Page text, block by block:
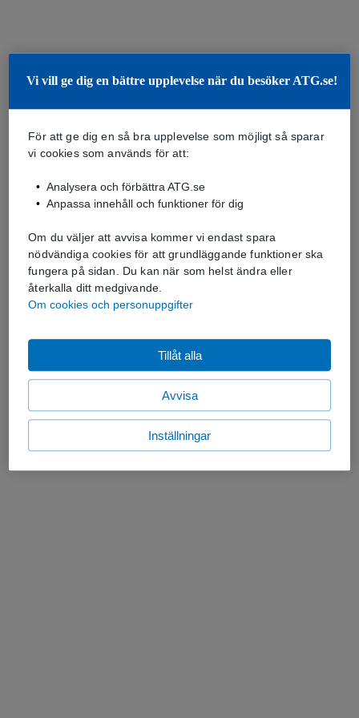
Vi vill ge dig en bättre upplevelse när du besöker ATG.se!
För att ge dig en så bra upplevelse som möjligt så sparar
vi cookies som används för att:
Analysera och förbättra ATG.se
Anpassa innehåll och funktioner för dig
Om du väljer att avvisa kommer vi endast spara
nödvändiga cookies för att grundläggande funktioner ska
fungera på sidan. Du kan när som helst ändra eller
återkalla ditt medgivande.
Om cookies och personuppgifter
Avvisa
Tillåt alla
Inställningar